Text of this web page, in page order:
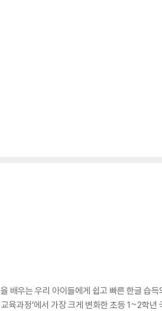
우는 우리 아이들에게 쉽고 빠른 한글 습득
육과정’에서 가장 크게 변화한 초등 1~2학